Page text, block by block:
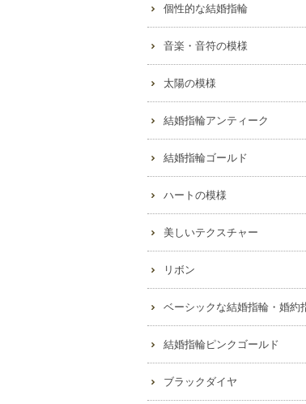
個性的な結婚指輪
音楽・音符の模様
太陽の模様
結婚指輪アンティーク
結婚指輪ゴールド
ハートの模様
美しいテクスチャー
リボン
ベーシックな結婚指輪・婚約
結婚指輪ピンクゴールド
ブラックダイヤ